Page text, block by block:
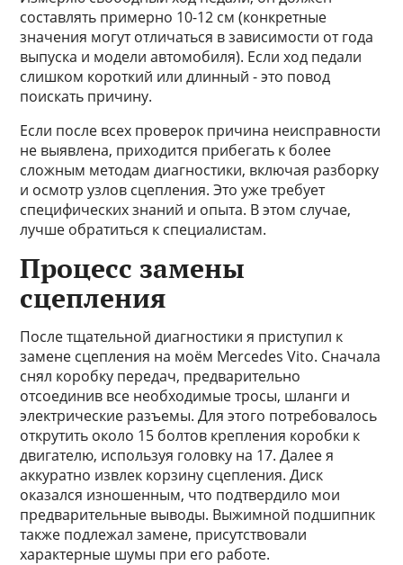
составлять примерно 10-12 см (конкретные
значения могут отличаться в зависимости от года
выпуска и модели автомобиля). Если ход педали
слишком короткий или длинный - это повод
поискать причину.
Если после всех проверок причина неисправности
не выявлена, приходится прибегать к более
сложным методам диагностики, включая разборку
и осмотр узлов сцепления. Это уже требует
специфических знаний и опыта. В этом случае,
лучше обратиться к специалистам.
Процесс замены
сцепления
После тщательной диагностики я приступил к
замене сцепления на моём Mercedes Vito. Сначала
снял коробку передач, предварительно
отсоединив все необходимые тросы, шланги и
электрические разъемы. Для этого потребовалось
открутить около 15 болтов крепления коробки к
двигателю, используя головку на 17. Далее я
аккуратно извлек корзину сцепления. Диск
оказался изношенным, что подтвердило мои
предварительные выводы. Выжимной подшипник
также подлежал замене, присутствовали
характерные шумы при его работе.